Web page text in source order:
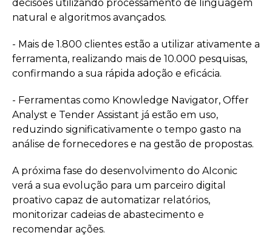
decisões utilizando processamento de linguagem
natural e algoritmos avançados.
- Mais de 1.800 clientes estão a utilizar ativamente a
ferramenta, realizando mais de 10.000 pesquisas,
confirmando a sua rápida adoção e eficácia.
- Ferramentas como Knowledge Navigator, Offer
Analyst e Tender Assistant já estão em uso,
reduzindo significativamente o tempo gasto na
análise de fornecedores e na gestão de propostas.
A próxima fase do desenvolvimento do AIconic
verá a sua evolução para um parceiro digital
proativo capaz de automatizar relatórios,
monitorizar cadeias de abastecimento e
recomendar ações.